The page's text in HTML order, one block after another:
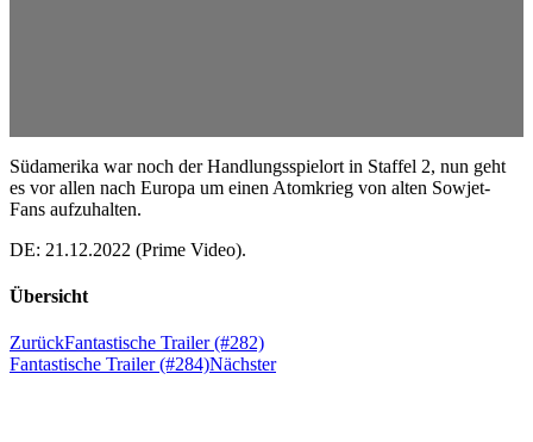
Südamerika war noch der Handlungsspielort in Staffel 2, nun geht
es vor allen nach Europa um einen Atomkrieg von alten Sowjet-
Fans aufzuhalten.
DE: 21.12.2022 (Prime Video).
Übersicht
ZurückFantastische Trailer (#282)
Fantastische Trailer (#284)Nächster